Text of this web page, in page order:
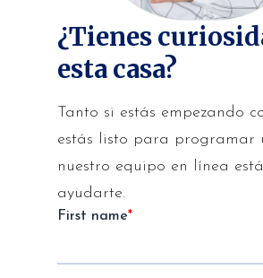
¿Tienes
esta casa?
Tanto si estás empezando
estás listo para programar
nuestro equipo en línea
ayudarte.